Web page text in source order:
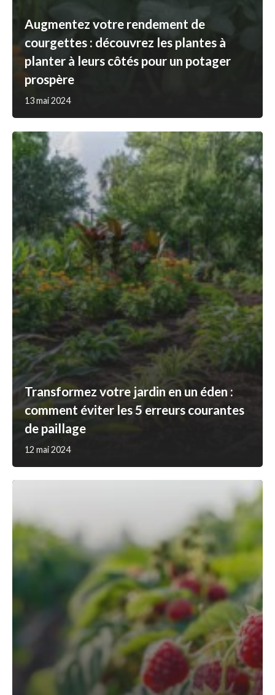
Augmentez votre rendement de
courgettes : découvrez les plantes à
planter à leurs côtés pour un potager
prospère
13 mai 2024
Transformez votre jardin en un éden :
comment éviter les 5 erreurs courantes
de paillage
12 mai 2024